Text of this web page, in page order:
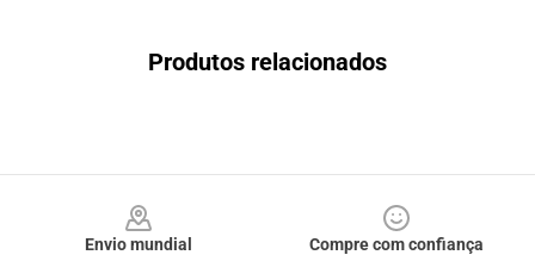
Produtos relacionados
Envio mundial
Compre com confiança